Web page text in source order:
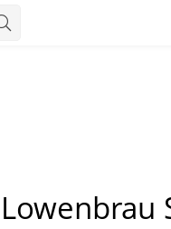
Lowenbrau